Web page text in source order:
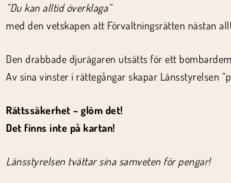
”Du kan alltid överklaga”
med den vetskapen att Förvaltningsrätten nästan
Den drabbade djurägaren utsätts för ett
Av sina vinster i rättegångar skapar Länsstyrelsen
Rättssäkerhet – glöm det!
Det finns inte på kartan!
Länsstyrelsen tvättar sina samveten för pengar!